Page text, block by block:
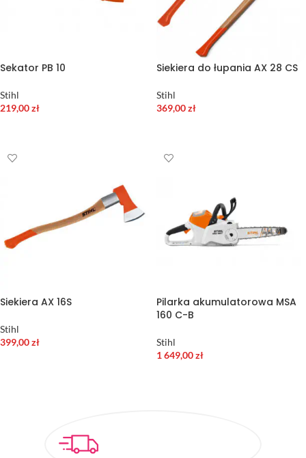
Sekator PB 10
Stihl
219,00zł
Siekiera do łupania AX 28 CS
Stihl
369,00zł
Siekiera AX 16S
Stihl
399,00zł
Pilarka akumulatorowa MSA
160 C-B
Stihl
1 649,00zł